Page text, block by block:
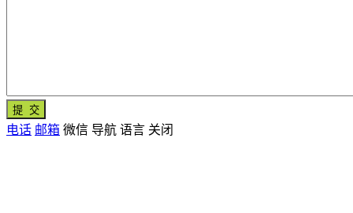
电话 邮箱 微信 导航 语言 关闭